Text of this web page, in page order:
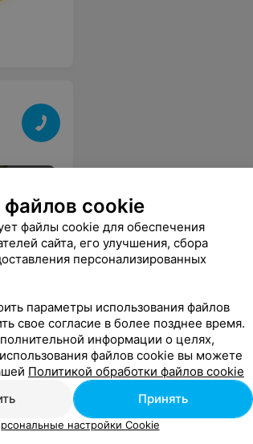
в арену. Еще
cookie
файлы cookie для обеспечения
сайта, его улучшения, сбора
персонализированных
параметры использования файлов
свое согласие в более позднее время.
информации о целях,
файлов cookie вы можете
Политикой обработки файлов cookie
Принять
настройки Cookie